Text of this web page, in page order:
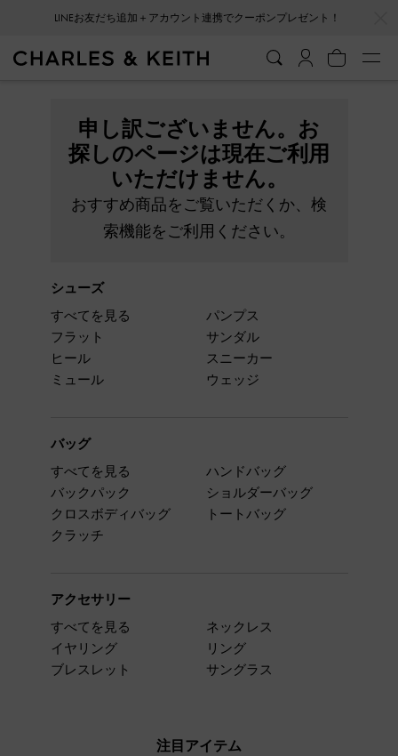
LINEお友だち追加＋アカウント連携でクーポンプレゼント！
申し訳ございません。お
探しのページは現在ご利用
いただけません。
おすすめ商品をご覧いただくか、検
索機能をご利用ください。
シューズ
すべてを見る
フラット
ヒール
ミュール
パンプス
サンダル
スニーカー
ウェッジ
バッグ
すべてを見る
バックパック
クロスボディバッグ
クラッチ
ハンドバッグ
ショルダーバッグ
トートバッグ
アクセサリー
すべてを見る
イヤリング
ブレスレット
ネックレス
リング
サングラス
注目アイテム